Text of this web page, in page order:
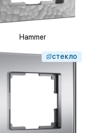
Hammer
стекло